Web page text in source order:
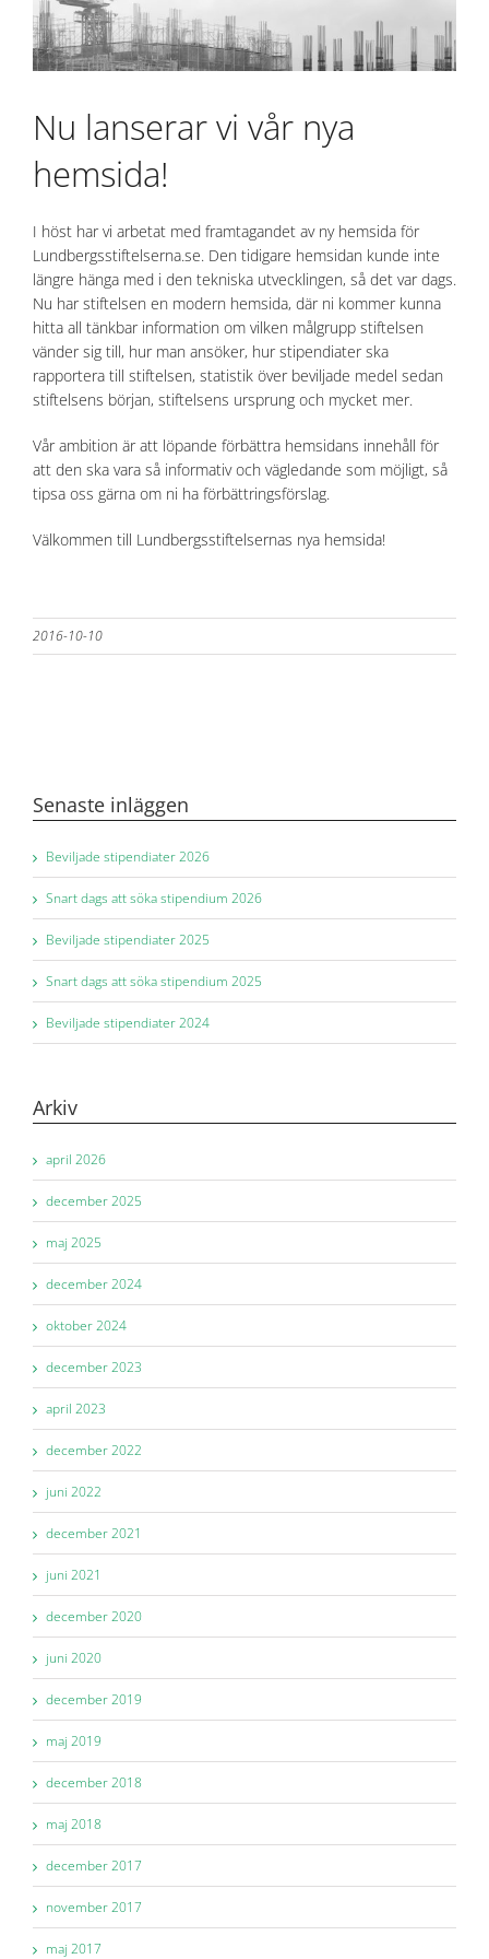
Nu lanserar vi vår nya
hemsida!
I höst har vi arbetat med framtagandet av ny hemsida för
Lundbergsstiftelserna.se. Den tidigare hemsidan kunde inte
längre hänga med i den tekniska utvecklingen, så det var dags.
Nu har stiftelsen en modern hemsida, där ni kommer kunna
hitta all tänkbar information om vilken målgrupp stiftelsen
vänder sig till, hur man ansöker, hur stipendiater ska
rapportera till stiftelsen, statistik över beviljade medel sedan
stiftelsens början, stiftelsens ursprung och mycket mer.
Vår ambition är att löpande förbättra hemsidans innehåll för
att den ska vara så informativ och vägledande som möjligt, så
tipsa oss gärna om ni ha förbättringsförslag.
Välkommen till Lundbergsstiftelsernas nya hemsida!
2016-10-10
Senaste inläggen
Beviljade stipendiater 2026
Snart dags att söka stipendium 2026
Beviljade stipendiater 2025
Snart dags att söka stipendium 2025
Beviljade stipendiater 2024
Arkiv
april 2026
december 2025
maj 2025
december 2024
oktober 2024
december 2023
april 2023
december 2022
juni 2022
december 2021
juni 2021
december 2020
juni 2020
december 2019
maj 2019
december 2018
maj 2018
december 2017
november 2017
maj 2017